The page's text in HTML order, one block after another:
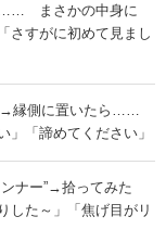
…… まさかの中身に
さすがに初めて見まし
縁側に置いたら……
」「諦めてください」
ナー”→拾ってみた
た～」「焦げ目がリ